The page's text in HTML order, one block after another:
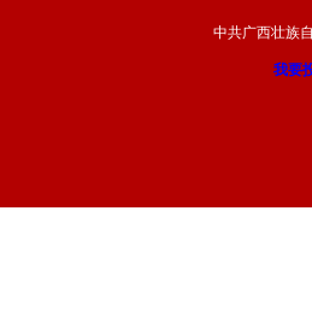
中共广西壮族
我要